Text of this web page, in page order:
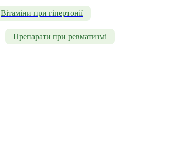
Вітаміни при гіпертонії
Препарати при ревматизмі